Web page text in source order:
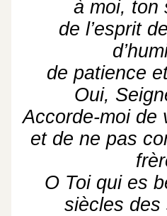
à moi, ton
de l’esprit
de patience
Oui,
Accorde-moi de
et de ne pas
O Toi qui es
siècles des